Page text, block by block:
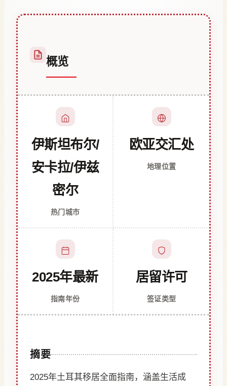
概览
伊斯坦布尔/
安卡拉/伊兹
密尔
热门城市
欧亚交汇处
地理位置
2025年最新
指南年份
居留许可
签证类型
摘要
2025年土耳其移居全面指南，涵盖生活成